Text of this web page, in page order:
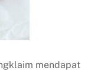
mendapat